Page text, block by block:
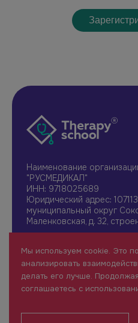
Наименование
"РУСМЕДИКАЛ"
ИНН: 9718025689
Юридический адрес:
муниципальный округ
Маленковская, д. 32,
+7 961 196-42-49
therapy@rusmedical.ru
О нас
Мероприятия
1 уровень
Лекторы
Новости
FAQ
Сайт для специалистов
Мы используем cookie. Это
анализировать
делать его лучше.
соглашаетесь с